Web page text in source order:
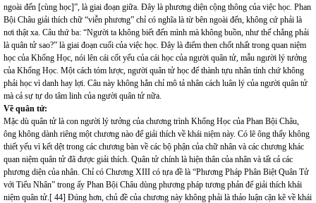
ngoài đến [cùng học]”, là giai đoạn giữa. Đây là phương diện cộng thông của việc học. Phan
Bội Châu giải thích chữ “viễn phương” chỉ có nghĩa là từ bên ngoài đến, không cứ phải là
nơi thật xa. Câu thứ ba: “Người ta không biết đến mình mà không buồn, như thế chẳng phải
là quân tử sao?” là giai đoạn cuối của việc học. Đây là điểm then chốt nhất trong quan niệm
học của Khổng Học, nói lên cái cốt yếu của cái học của người quân tử, mẫu người lý tưởng
của Khổng Học. Một cách tóm lược, người quân tử học để thành tựu nhân tính chứ không
phải học vì danh hay lợi. Câu này không hẳn chỉ mô tả nhân cách luân lý của người quân tử
mà cả sự tự do tâm linh của người quân tử nữa.
Về quân tử:
Mặc dù quân tử là con người lý tưởng của chương trình Khổng Học của Phan Bội Châu,
ông không dành riêng một chương nào để giải thích về khái niệm này. Có lẽ ông thấy không
thiết yếu vì kết dệt trong các chương bàn về các bộ phận của chữ nhân và các chương khác
quan niệm quân tử đã được giải thích. Quân tử chính là hiện thân của nhân và tất cả các
phương diện của nhân. Chỉ có Chương XIII có tựa đề là “Phương Pháp Phân Biệt Quân Tử
với Tiểu Nhân” trong ấy Phan Bội Châu dùng phương pháp tương phản để giải thích khái
niệm quân tử.[ 44] Đúng hơn, chủ đề của chương này không phải là thảo luận cặn kẽ về khái